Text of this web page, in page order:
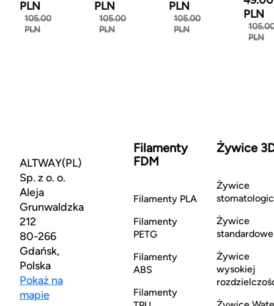
PLN
105.00
PLN
PLN
105.00
PLN
PLN
105.00
PLN
PLN
PLN
ALTWAY(PL)
Sp. z o. o.
Aleja
Grunwaldzka
212
80-266
Gdańsk,
Polska
Pokaż na
mapie
Filamenty
FDM
Filamenty PLA
Filamenty
PETG
Filamenty
ABS
Filamenty
Żywice
Żywice
Żywice
standardowe
Żywice
wysokiej